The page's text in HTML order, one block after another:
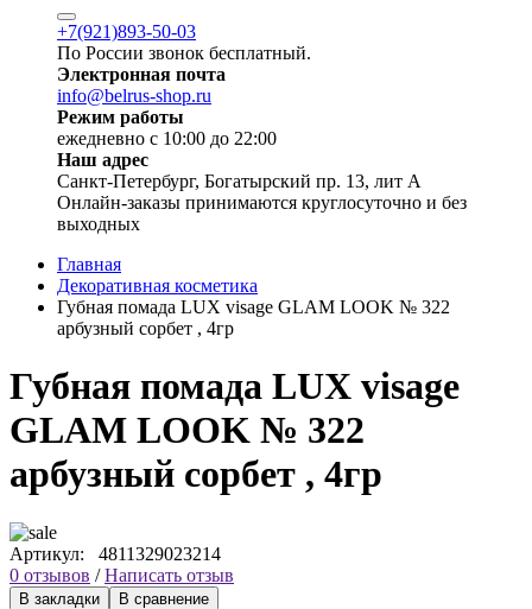
+7(921)893-50-03
По России звонок бесплатный.
Электронная почта
info@belrus-shop.ru
Режим работы
ежедневно с 10:00 до 22:00
Наш адрес
Санкт-Петербург, Богатырский пр. 13, лит А
Онлайн-заказы принимаются круглосуточно и без
выходных
Главная
Декоративная косметика
Губная помада LUX visage GLAM LOOK № 322
арбузный сорбет , 4гр
Губная помада LUX visage
GLAM LOOK № 322
арбузный сорбет , 4гр
Артикул: 4811329023214
0 отзывов /Написать отзыв
В закладки В сравнение